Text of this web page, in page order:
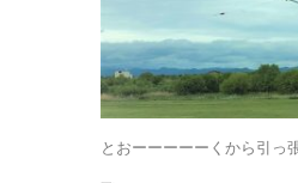
とおーーーーーくから引っ